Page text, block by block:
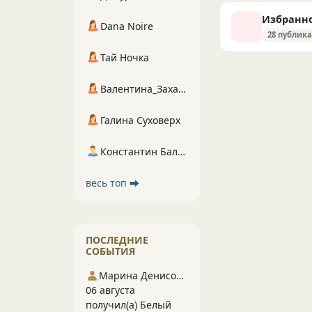
28
Dana Noire
Тай Ночка
Валентина_Захарова
Галина Суховерх
Константин Балухта
весь топ ⮕
ПОСЛЕДНИЕ
СОБЫТИЯ
Марина Денисова 5
06 августа
получил(а) Белый